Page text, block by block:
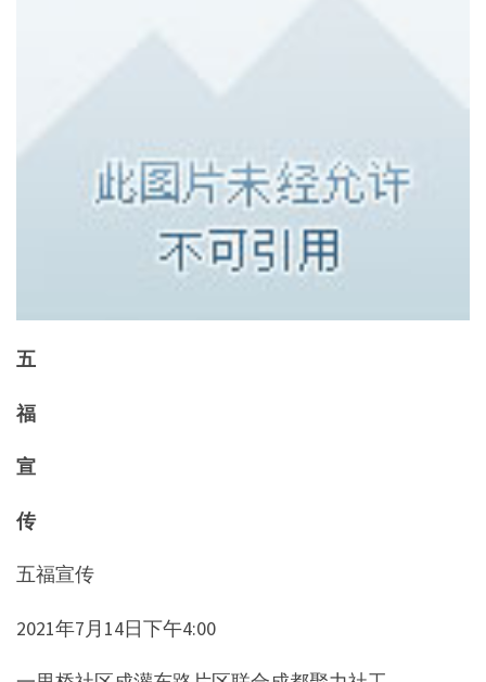
五
福
宣
传
五福宣传
2021年7月14日下午4:00